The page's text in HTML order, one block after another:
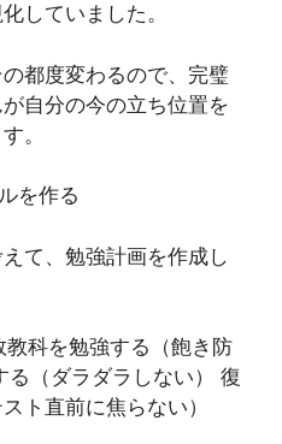
していました。
都度変わるので、完璧
自分の今の立ち位置を
。
を作る
て、勉強計画を作成し
科を勉強する（飽き防
（ダラダラしない） 復
ト直前に焦らない）